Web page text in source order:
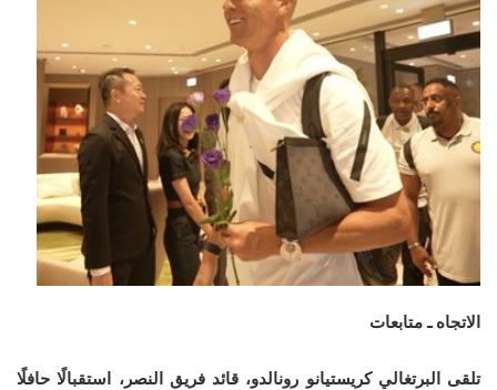
الاتجاه ـ متابعات
تلقى البرتغالي كريستيانو رونالدو، قائد فريق النصر، استقبالًا حافلًا